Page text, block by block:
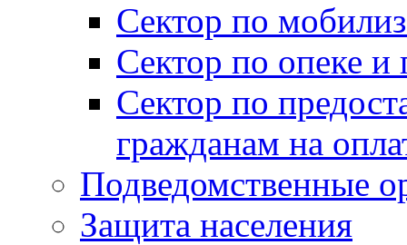
Сектор по
Сектор по опеке и
Сектор по
гражданам на
Подведомственные
Защита населения